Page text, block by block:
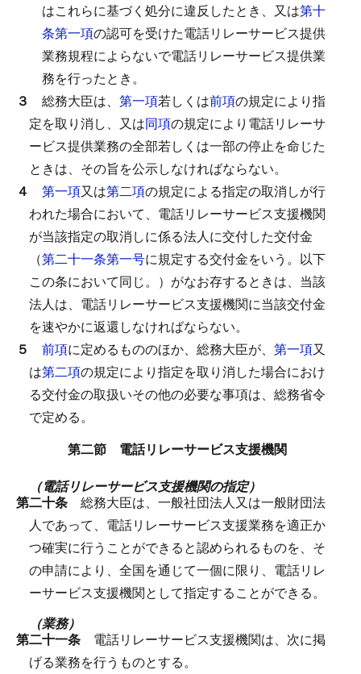
はこれらに基づく処分に違反したとき、又は第十
条第一項の認可を受けた電話リレーサービス提供
業務規程によらないで電話リレーサービス提供業
務を行ったとき。
３ 総務大臣は、 第一項若しくは前項の規定により指
定を取り消し、又は同項の規定により電話リレーサ
ービス提供業務の全部若しくは一部の停止を命じた
ときは、その旨を公示しなければならない。
４ 第一項又は第二項の規定による指定の取消しが行
われた場合において、電話リレーサービス支援機関
が当該指定の取消しに係る法人に交付した交付金
（第二十一条第一号に規定する交付金をいう。以下
この条において同じ。）がなお存するときは、当該
法人は、電話リレーサービス支援機関に当該交付金
を速やかに返還しなければならない。
５ 前項に定めるもののほか、総務大臣が、 第一項又
は第二項の規定により指定を取り消した場合におけ
る交付金の取扱いその他の必要な事項は、総務省令
で定める。
第二節 電話リレーサービス支援機関
（電話リレーサービス支援機関の指定）
第二十条 総務大臣は、一般社団法人又は一般財団法
人であって、電話リレーサービス支援業務を適正か
つ確実に行うことができると認められるものを、そ
の申請により、全国を通じて一個に限り、電話リレ
ーサービス支援機関として指定することができる。
（業務）
第二十一条 電話リレーサービス支援機関は、次に掲
げる業務を行うものとする。